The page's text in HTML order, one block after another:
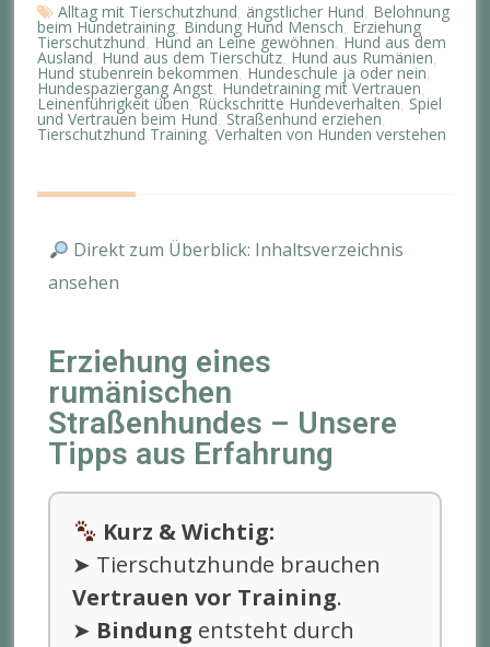
Alltag mit Tierschutzhund ängstlicher Hund Belohnung
beim Hundetraining Bindung Hund Mensch Erziehung
Tierschutzhund Hund an Leine gewöhnen Hund aus dem
Ausland Hund aus dem Tierschutz Hund aus Rumänien
Hund stubenrein bekommen Hundeschule ja oder nein
Hundespaziergang Angst Hundetraining mit Vertrauen
Leinenführigkeit üben Rückschritte Hundeverhalten Spiel
und Vertrauen beim Hund Straßenhund erziehen
Tierschutzhund Training ,Verhalten von Hunden verstehen
Direkt zum Überblick: Inhaltsverzeichnis
ansehen
Erziehung eines
rumänischen
Straßenhundes – Unsere
Tipps aus Erfahrung
Kurz & Wichtig:
➤ Tierschutzhunde brauchen
Vertrauen vor Training.
➤ Bindung entsteht durch